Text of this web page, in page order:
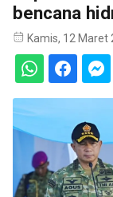
bencana
Kamis, 12 Maret